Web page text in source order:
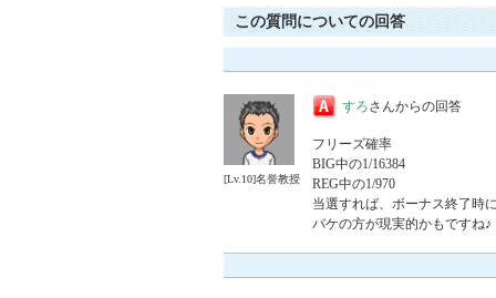
この質問についての回答
[Lv.10]名誉教授
すろさんからの回答
フリーズ確率
BIG中の1/16384
REG中の1/970
当選すれば、ボーナス終了時
バケの方が現実的かもですね♪